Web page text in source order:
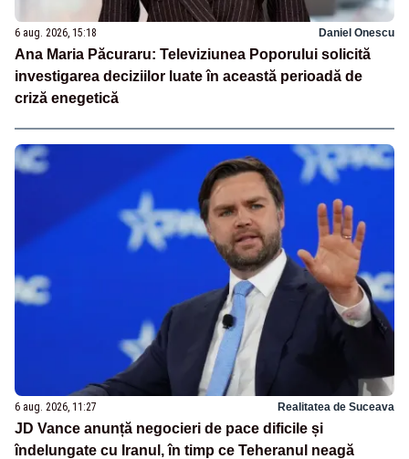
6 aug. 2026, 15:18 Daniel Onescu
Ana Maria Păcuraru: Televiziunea Poporului solicită
investigarea deciziilor luate în această perioadă de
criză enegetică
6 aug. 2026, 11:27 Realitatea de Suceava
JD Vance anunță negocieri de pace dificile și
îndelungate cu Iranul, în timp ce Teheranul neagă